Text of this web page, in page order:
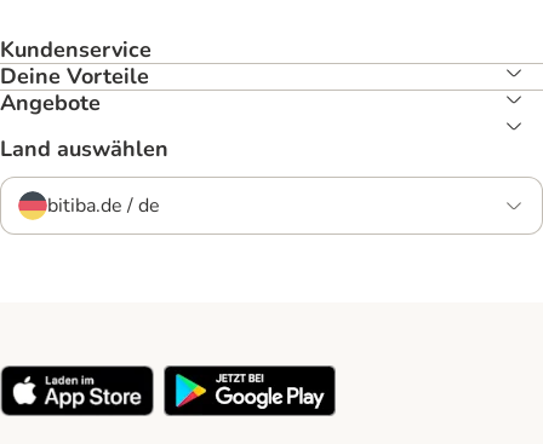
Kundenservice
Deine Vorteile
Angebote
Land auswählen
bitiba.de / de